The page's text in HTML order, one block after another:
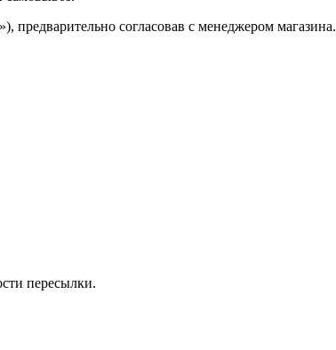
предварительно согласовав с менеджером магазина.
пересылки.